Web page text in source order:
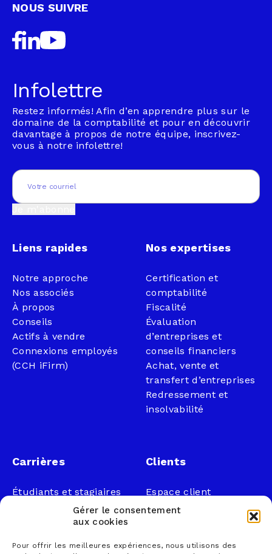
Gérer le consentement
aux cookies
Pour offrir les meilleures expériences, nous utilisons des
NOUS SUIVRE
Infolettre
Restez informés! Afin d’en apprendre plus sur le
domaine de la comptabilité et pour en découvrir
davantage à propos de notre équipe, inscrivez-
vous à notre infolettre!
Email
Liens rapides
Notre approche
Nos associés
À propos
Conseils
Actifs à vendre
Connexions employés
(CCH iFirm)
Nos expertises
Certification et
comptabilité
Fiscalité
Évaluation
d’entreprises et
conseils financiers
Achat, vente et
transfert d’entreprises
Redressement et
insolvabilité
Carrières
Étudiants et stagiaires
Professionnels
Nous joindre
Clients
Espace client
Légal